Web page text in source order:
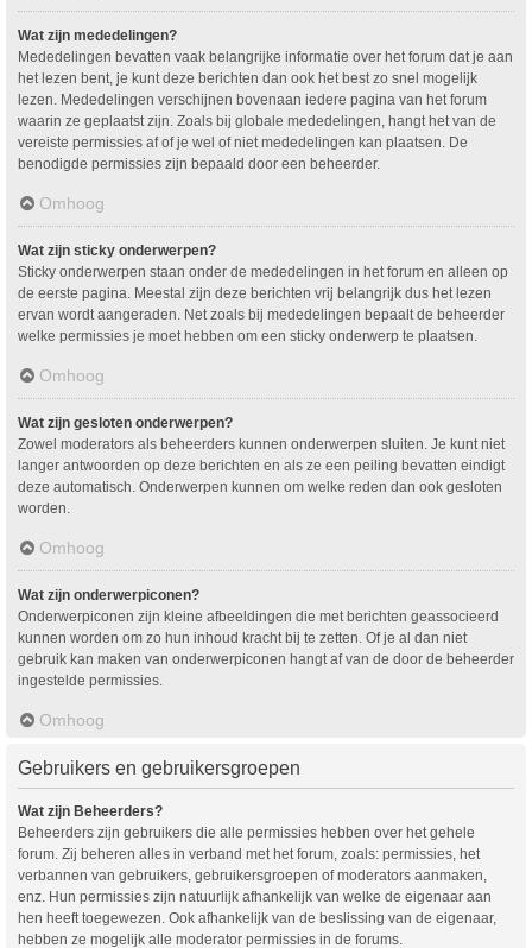
Wat zijn mededelingen?
Mededelingen bevatten vaak belangrijke informatie over het forum dat je aan
het lezen bent, je kunt deze berichten dan ook het best zo snel mogelijk
lezen. Mededelingen verschijnen bovenaan iedere pagina van het forum
waarin ze geplaatst zijn. Zoals bij globale mededelingen, hangt het van de
vereiste permissies af of je wel of niet mededelingen kan plaatsen. De
benodigde permissies zijn bepaald door een beheerder.
Omhoog
Wat zijn sticky onderwerpen?
Sticky onderwerpen staan onder de mededelingen in het forum en alleen op
de eerste pagina. Meestal zijn deze berichten vrij belangrijk dus het lezen
ervan wordt aangeraden. Net zoals bij mededelingen bepaalt de beheerder
welke permissies je moet hebben om een sticky onderwerp te plaatsen.
Omhoog
Wat zijn gesloten onderwerpen?
Zowel moderators als beheerders kunnen onderwerpen sluiten. Je kunt niet
langer antwoorden op deze berichten en als ze een peiling bevatten eindigt
deze automatisch. Onderwerpen kunnen om welke reden dan ook gesloten
worden.
Omhoog
Wat zijn onderwerpiconen?
Onderwerpiconen zijn kleine afbeeldingen die met berichten geassocieerd
kunnen worden om zo hun inhoud kracht bij te zetten. Of je al dan niet
gebruik kan maken van onderwerpiconen hangt af van de door de beheerder
ingestelde permissies.
Omhoog
Gebruikers en gebruikersgroepen
Wat zijn Beheerders?
Beheerders zijn gebruikers die alle permissies hebben over het gehele
forum. Zij beheren alles in verband met het forum, zoals: permissies, het
verbannen van gebruikers, gebruikersgroepen of moderators aanmaken,
enz. Hun permissies zijn natuurlijk afhankelijk van welke de eigenaar aan
hen heeft toegewezen. Ook afhankelijk van de beslissing van de eigenaar,
hebben ze mogelijk alle moderator permissies in de forums.